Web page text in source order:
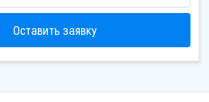
Оставить заявку